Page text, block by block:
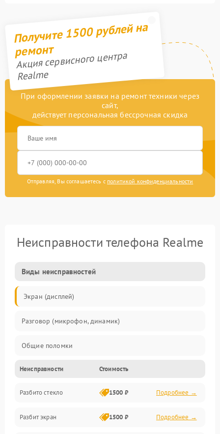
Получите 1500 рублей на
ремонт
Акция сервисного центра
Realme
При оформлении заявки на ремонт техники через
сайт,
действует персональная бессрочная скидка
Отправляя, Вы соглашаетесь с политикой конфиденциальности
Неисправности телефона Realme
Виды неисправностей
Экран (дисплей)
Разговор (микрофон, динамик)
Общие поломки
Проблемы связи
Камеры
Проблемы с дисплеем и сенсором
Неисправности Стоимость
Разбито стекло 1500 ₽ Подробнее →
Разбит экран 1500 ₽ Подробнее →